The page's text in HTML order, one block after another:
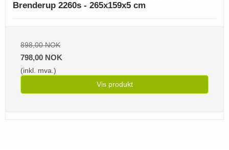
Brenderup 2260s - 265x159x5 cm
898,00 NOK
798,00 NOK
(inkl. mva.)
Vis produkt